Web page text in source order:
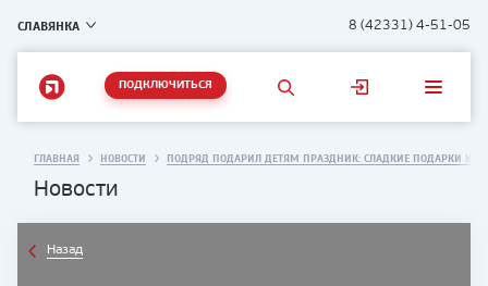
СЛАВЯНКА 8 (42331) 4-51-05
ПОДКЛЮЧИТЬСЯ
ГЛАВНАЯ НОВОСТИ ПОДРЯД ПОДАРИЛ ДЕТЯМ ПРАЗДНИК: СЛАДКИЕ ПОДАРКИ К
Новости
Назад